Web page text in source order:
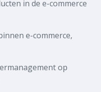
in de e-commerce
e-commerce,
op